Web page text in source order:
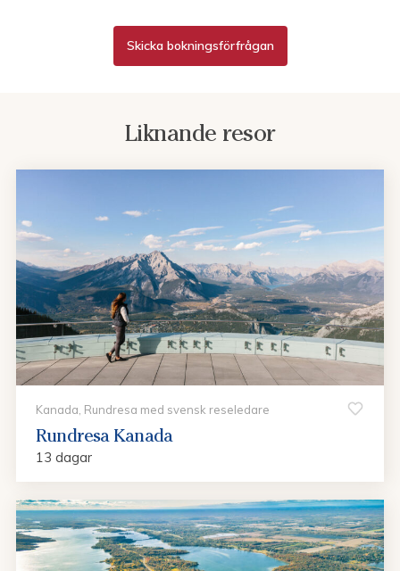
Skicka bokningsförfrågan
Liknande resor
Kanada, Rundresa med svensk reseledare
Rundresa Kanada
13 dagar